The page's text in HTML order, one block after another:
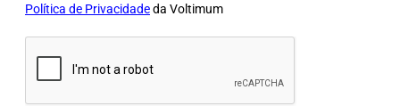
Política de Privacidadeda Voltimum